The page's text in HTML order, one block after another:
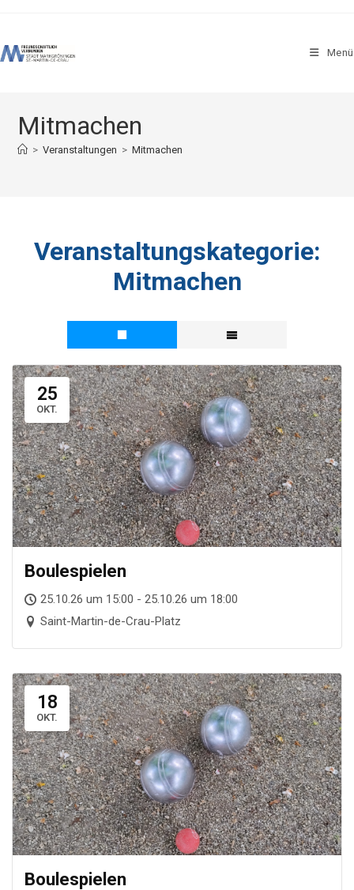
springen
Menü
Mitmachen
> Veranstaltungen > Mitmachen
Veranstaltungskategorie:
Mitmachen
25
OKT.
Boule­spie­len
25.10.26 um 15:00 - 25.10.26 um 18:00
Saint-Martin-de-Crau-Platz
18
OKT.
Boule­spie­len